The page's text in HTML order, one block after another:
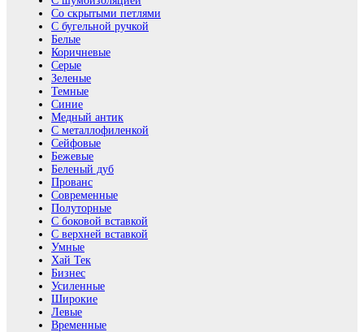
Со скрытыми петлями
С бугельной ручкой
Белые
Коричневые
Серые
Зеленые
Темные
Синие
Медный антик
С металлофиленкой
Сейфовые
Бежевые
Беленый дуб
Прованс
Современные
Полуторные
С боковой вставкой
С верхней вставкой
Умные
Хай Тек
Бизнес
Усиленные
Широкие
Левые
Временные